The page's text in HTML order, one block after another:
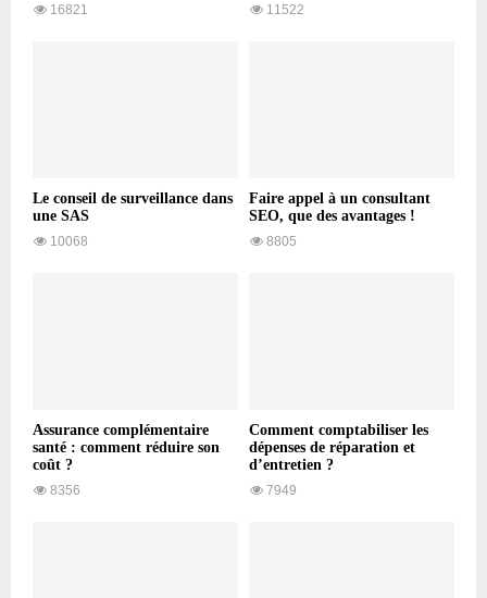
16821 11522
Le conseil de surveillance dans
une SAS
10068
Faire appel à un consultant
SEO, que des avantages !
8805
Assurance complémentaire
santé : comment réduire son
coût ?
8356
Comment comptabiliser les
dépenses de réparation et
d’entretien ?
7949